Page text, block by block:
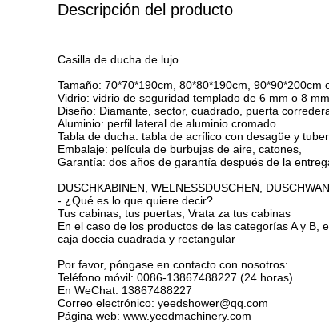
Descripción del producto
Casilla de ducha de lujo
Tamaño: 70*70*190cm, 80*80*190cm, 90*90*200cm
Vidrio: vidrio de seguridad templado de 6 mm o 8
Diseño: Diamante, sector, cuadrado, puerta
Aluminio: perfil lateral de aluminio cromado
Tabla de ducha: tabla de acrílico con desagüe y
Embalaje: película de burbujas de aire, catones,
Garantía: dos años de garantía después de la
DUSCHKABINEN, WELNESSDUSCHEN,
- ¿Qué es lo que quiere decir?
Tus cabinas, tus puertas, Vrata za tus cabinas
En el caso de los productos de las categorías A y B,
caja doccia cuadrada y rectangular
Por favor, póngase en contacto con nosotros:
Teléfono móvil: 0086-13867488227 (24 horas)
En WeChat: 13867488227
Correo electrónico: yeedshower@qq.com
Página web: www.yeedmachinery.com